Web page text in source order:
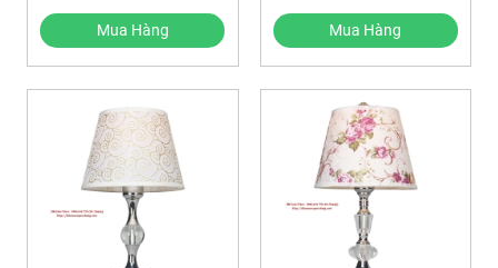
Mua Hàng Mua Hàng